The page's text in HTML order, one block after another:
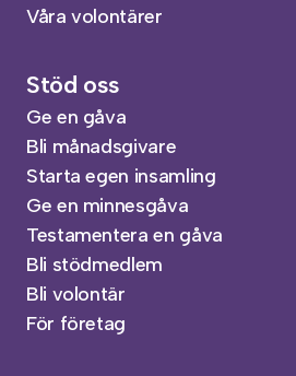
Våra volontärer
Stöd oss
Ge en gåva
Bli månadsgivare
Starta egen insamling
Ge en minnesgåva
Testamentera en gåva
Bli stödmedlem
Bli volontär
För företag